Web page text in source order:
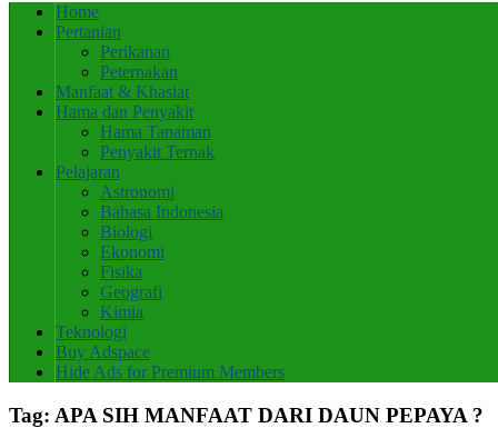
Home
Pertanian
Perikanan
Peternakan
Manfaat & Khasiat
Hama dan Penyakit
Hama Tanaman
Penyakit Ternak
Pelajaran
Astronomi
Bahasa Indonesia
Biologi
Ekonomi
Fisika
Geografi
Kimia
Teknologi
Buy Adspace
Hide Ads for Premium Members
Tag: APA SIH MANFAAT DARI DAUN PEPAYA ?